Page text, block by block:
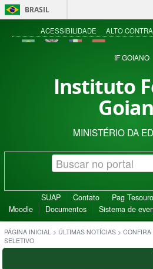
BRASIL
ACESSIBILIDADE ALTO
IF GOIANO
Instituto
MINISTÉRIO DA
SUAP Contato Pag Tesouro
Moodle
Documentos Sistema de
PÁGINA INICIAL > ÚLTIMAS NOTÍCIAS > CONFIRA
SELETIVO